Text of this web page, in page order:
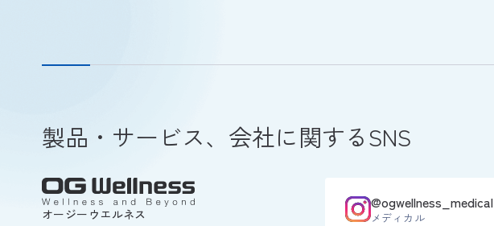
製品・サービス、会社に関するSNS
オージーウエルネス
@ogwellness_medical
メディカル